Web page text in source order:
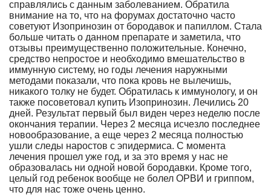
справлялись с данным заболеванием. Обратила
внимание на то, что на форумах достаточно часто
советуют Изопринозин от бородавок и папиллом. Стала
больше читать о данном препарате и заметила, что
отзывы преимущественно положительные. Конечно,
средство непростое и необходимо вмешательство в
иммунную систему, но годы лечения наружными
методами показали, что пока кровь не вылечишь,
никакого толку не будет. Обратилась к иммунологу, и он
также посоветовал купить Изопринозин. Лечились 20
дней. Результат первый был виден через неделю после
окончания терапии. Через 2 месяца исчезло последнее
новообразование, а еще через 2 месяца полностью
ушли следы наростов с эпидермиса. С момента
лечения прошел уже год, и за это время у нас не
образовалась ни одной новой бородавки. Кроме того,
целый год ребенок вообще не болел ОРВИ и гриппом,
что для нас тоже очень ценно.